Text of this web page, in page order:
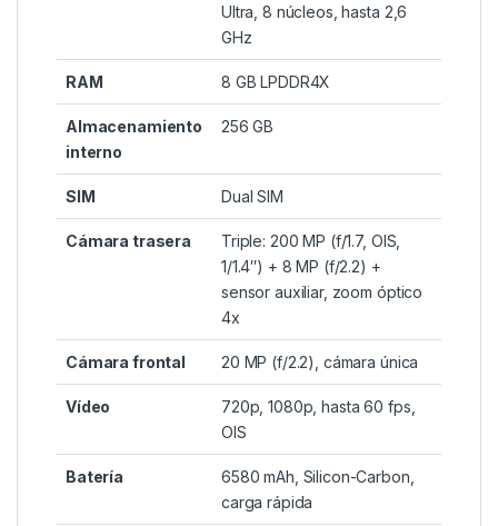
Ultra, 8 núcleos, hasta 2,6
GHz
RAM 8 GB LPDDR4X
Almacenamiento
interno
256 GB
SIM Dual SIM
Cámara trasera
Triple: 200 MP (f/1.7, OIS,
1/1.4″) + 8 MP (f/2.2) +
sensor auxiliar, zoom óptico
4x
Cámara frontal 20 MP (f/2.2), cámara única
Vídeo
720p, 1080p, hasta 60 fps,
OIS
Batería
6580 mAh, Silicon-Carbon,
carga rápida